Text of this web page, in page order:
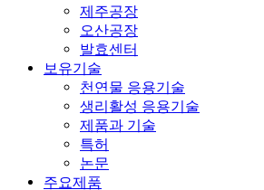
제주공장
오산공장
발효센터
보유기술
천연물 응용기술
생리활성 응용기술
제품과 기술
특허
논문
주요제품